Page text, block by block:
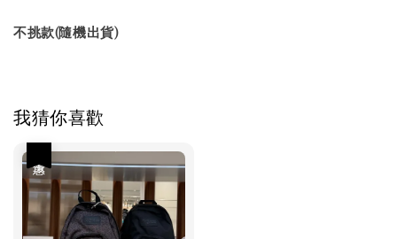
不挑款(隨機出貨)
我猜你喜歡